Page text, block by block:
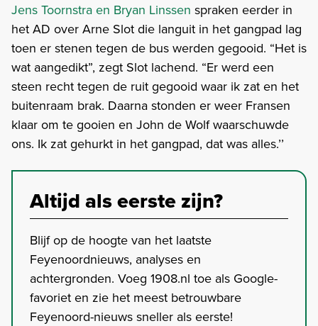
Jens Toornstra en Bryan Linssen spraken eerder in
het AD over Arne Slot die languit in het gangpad lag
toen er stenen tegen de bus werden gegooid. “Het is
wat aangedikt”, zegt Slot lachend. “Er werd een
steen recht tegen de ruit gegooid waar ik zat en het
buitenraam brak. Daarna stonden er weer Fransen
klaar om te gooien en John de Wolf waarschuwde
ons. Ik zat gehurkt in het gangpad, dat was alles.’’
Altijd als eerste zijn?
Blijf op de hoogte van het laatste
Feyenoordnieuws, analyses en
achtergronden. Voeg 1908.nl toe als Google-
favoriet en zie het meest betrouwbare
Feyenoord-nieuws sneller als eerste!